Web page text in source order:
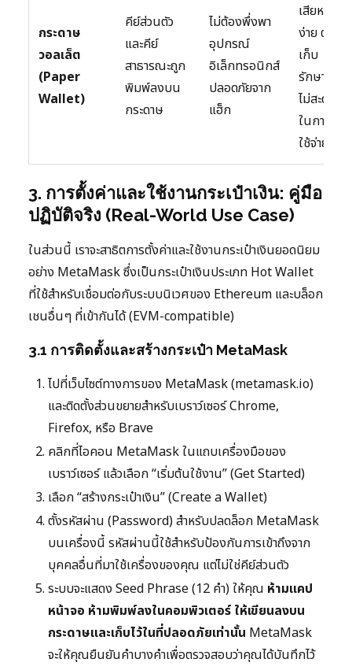
กระดาษ
วอลเล็ต
(Paper
Wallet)
คีย์ส่วนตัว
และคีย์
สาธารณะถูก
พิมพ์ลงบน
กระดาษ
ไม่ต้องพึ่งพา
อุปกรณ์
อิเล็กทรอนิกส์
ปลอดภัยจาก
แฮ็ก
เสียหาย
ง่าย ต้อง
เก็บ
รักษาดีๆ
ไม่สะดวก
ในการ
ใช้จ่าย
3. การตั้งค่าและใช้งานกระเป๋าเงิน: คู่มือ
ปฏิบัติจริง (Real-World Use Case)
ในส่วนนี้ เราจะสาธิตการตั้งค่าและใช้งานกระเป๋าเงินยอดนิยม
อย่าง MetaMask ซึ่งเป็นกระเป๋าเงินประเภท Hot Wallet
ที่ใช้สำหรับเชื่อมต่อกับระบบนิเวศของ Ethereum และบล็อก
เชนอื่นๆ ที่เข้ากันได้ (EVM-compatible)
3.1 การติดตั้งและสร้างกระเป๋า MetaMask
ไปที่เว็บไซต์ทางการของ MetaMask (metamask.io)
และติดตั้งส่วนขยายสำหรับเบราว์เซอร์ Chrome,
Firefox, หรือ Brave
คลิกที่ไอคอน MetaMask ในแถบเครื่องมือของ
เบราว์เซอร์ แล้วเลือก “เริ่มต้นใช้งาน” (Get Started)
เลือก “สร้างกระเป๋าเงิน” (Create a Wallet)
ตั้งรหัสผ่าน (Password) สำหรับปลดล็อก MetaMask
บนเครื่องนี้ รหัสผ่านนี้ใช้สำหรับป้องกันการเข้าถึงจาก
บุคคลอื่นที่มาใช้เครื่องของคุณ แต่ไม่ใช่คีย์ส่วนตัว
ระบบจะแสดง Seed Phrase (12 คำ) ให้คุณ ห้ามแคป
หน้าจอ ห้ามพิมพ์ลงในคอมพิวเตอร์ ให้เขียนลงบน
กระดาษและเก็บไว้ในที่ปลอดภัยเท่านั้น MetaMask
จะให้คุณยืนยันคำบางคำเพื่อตรวจสอบว่าคุณได้บันทึกไว้